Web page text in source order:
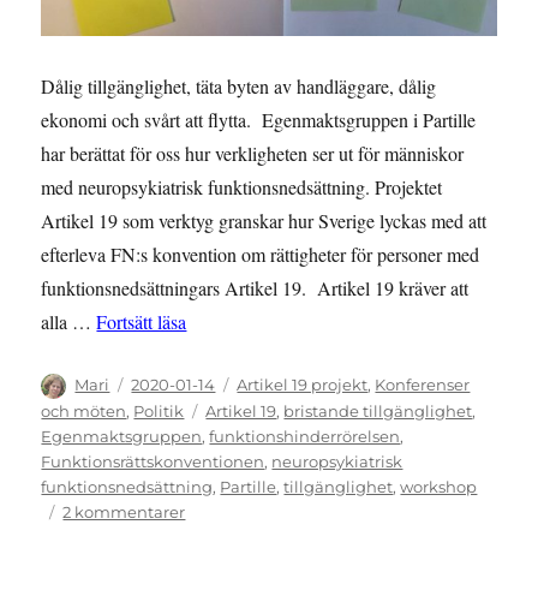
Dålig tillgänglighet, täta byten av handläggare, dålig
ekonomi och svårt att flytta. Egenmaktsgruppen i Partille
har berättat för oss hur verkligheten ser ut för människor
med neuropsykiatrisk funktionsnedsättning. Projektet
Artikel 19 som verktyg granskar hur Sverige lyckas med att
efterleva FN:s konvention om rättigheter för personer med
funktionsnedsättningars Artikel 19. Artikel 19 kräver att
alla …Fortsätt läsa
Författare
Mari
Publicerat
den
2020-01-14 Kategorier
Artikel 19 projekt, Konferenser
och möten, Politik Etiketter
Artikel 19, bristande tillgänglighet,
Egenmaktsgruppen,funktionshinderrörelsen,
Funktionsrättskonventionen, neuropsykiatrisk
funktionsnedsättning, Partille,tillgänglighet,workshop
2 kommentarertill